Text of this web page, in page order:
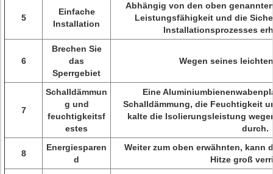
5
Einfache
Installation
Abhängig von den oben
Leistungsfähigkeit und die
Installationsprozesses
6
Brechen Sie
das
Sperrgebiet
Wegen seines
7
Schalldämmun
g und
feuchtigkeitsf
estes
Eine
Schalldämmung, die Feuchtigkeit
kalte die Isolierungsleistung
durch.
8
Energiesparen
d
Weiter zum oben erwähnten, kann
Hitze groß